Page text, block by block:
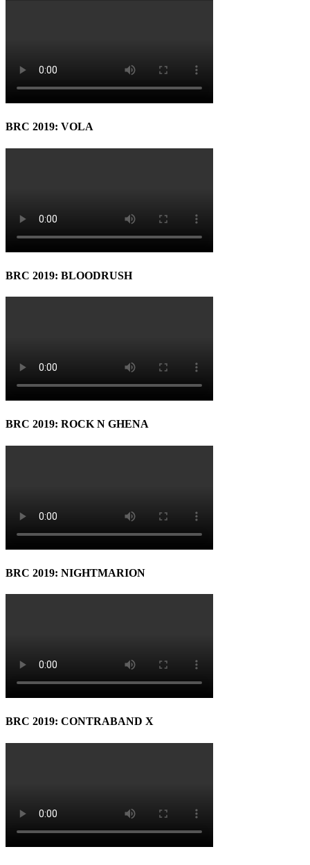
BRC 2019: VOLA
BRC 2019: BLOODRUSH
BRC 2019: ROCK N GHENA
BRC 2019: NIGHTMARION
BRC 2019: CONTRABAND X